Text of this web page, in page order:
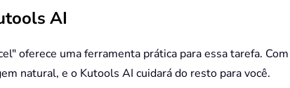
AI
oferece uma ferramenta prática para essa tarefa.
natural, e o Kutools AI cuidará do resto para você.